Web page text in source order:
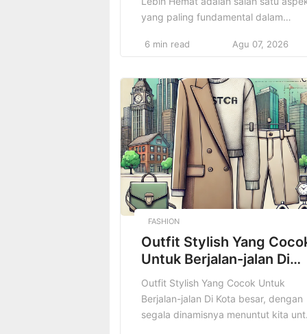
yang paling fundamental dalam
memengaruhi banyak keputusan dan
bagaimana kita memenuhi
sehari-hari hingga perencanaan
depan yang lebih aman dan terjamin,
pengelolaan keuangan yang
sangat berperan dalam memastikan
kesejahteraan finansial. Namun,
banyak orang […]
6 min read Agu 07, 2026
FASHION
Outfit Stylish Yang
Untuk Berjalan-jalan Di
Kota
Outfit Stylish Yang Cocok Untuk
Berjalan-jalan Di Kota besar, dengan
segala dinamisnya menuntut kita